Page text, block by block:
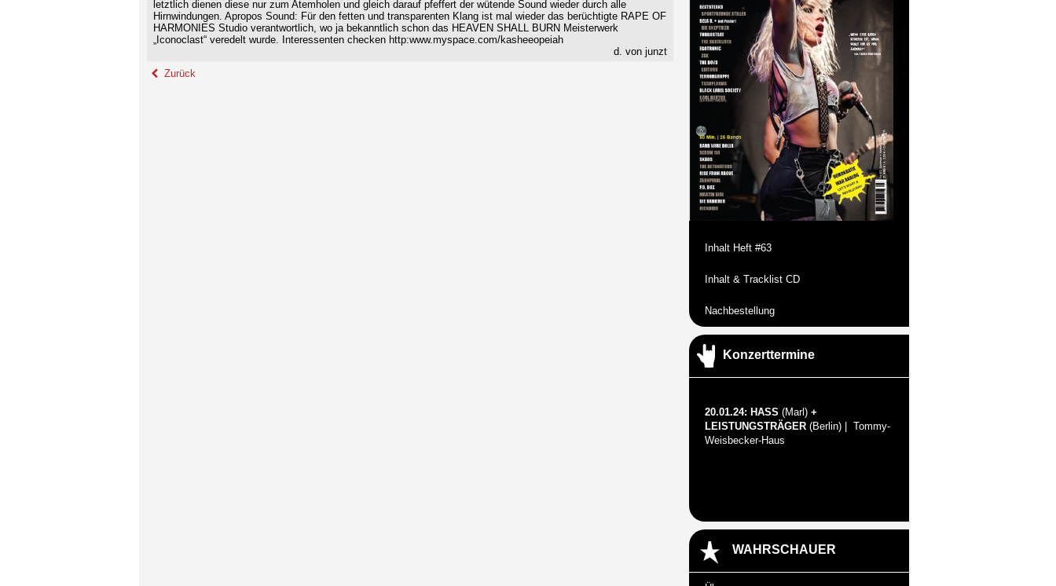
letztlich dienen diese nur zum Atemholen und gleich darauf pfeffert der wütende Sound wieder durch alle
Hirnwindungen. Apropos Sound: Für den fetten und transparenten Klang ist mal wieder das berüchtigte RAPE OF
HARMONIES Studio verantwortlich, wo ja bekanntlich schon das HEAVEN SHALL BURN Meisterwerk
„Iconoclast“ veredelt wurde. Interessenten checken http:www.myspace.com/kasheeopeiah
d. von junzt
Zurück
Inhalt Heft #63
Inhalt & Tracklist CD
Nachbestellung
Konzerttermine
20.01.24: HASS (Marl) +
LEISTUNGSTRÄGER (Berlin) | Tommy-
Weisbecker-Haus
WAHRSCHAUER